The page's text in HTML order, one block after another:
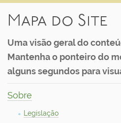
Mapa do Site
Uma visão geral do
Mantenha o ponteiro do
alguns segundos para
Sobre
Legislação